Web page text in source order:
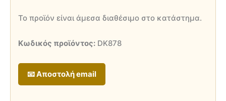
Το προϊόν είναι άμεσα διαθέσιμο στο κατάστημα.
Κωδικός προϊόντος: DK878
📧 Αποστολή email